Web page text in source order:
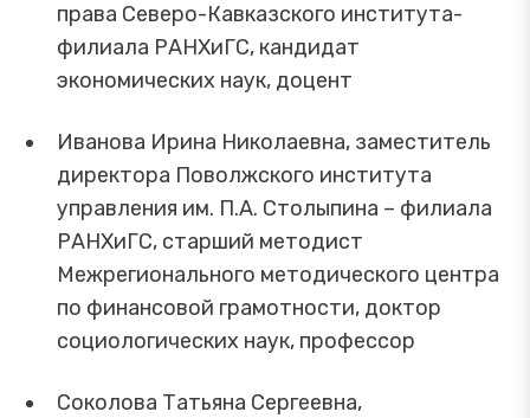
права Северо-Кавказского института-
филиала РАНХиГС, кандидат
экономических наук, доцент
Иванова Ирина Николаевна, заместитель
директора Поволжского института
управления им. П.А. Столыпина – филиала
РАНХиГС, старший методист
Межрегионального методического центра
по финансовой грамотности, доктор
социологических наук, профессор
Соколова Татьяна Сергеевна,